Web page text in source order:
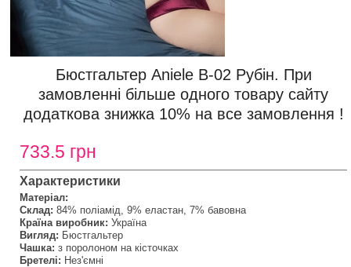
Бюстгальтер Aniele В-02 Рубін. При
замовленні більше одного товару сайту
додаткова знижка 10% на все замовлення !
733.5 грн
Характеристики
Матеріал:
Склад: 84% поліамід, 9% еластан, 7% бавовна
Країна виробник: Україна
Вигляд: Бюстгальтер
Чашка: з поролоном на кісточках
Бретелі: Нез'ємні